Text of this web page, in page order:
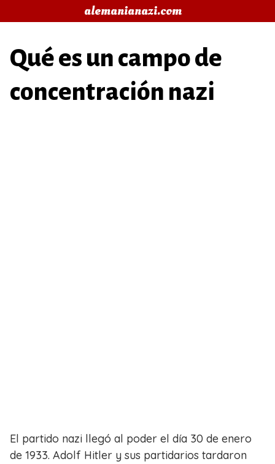
al
alemanianazi.com
Qué es un campo de
concentración nazi
El partido nazi llegó al poder el día 30 de enero
de 1933. Adolf Hitler y sus partidarios tardaron